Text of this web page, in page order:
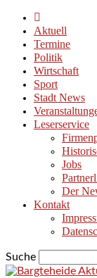
Aktuell
Termine
Politik
Wirtschaft
Sport
Stadt News
Leserservice
Jobs
Der
Kontakt
Suche